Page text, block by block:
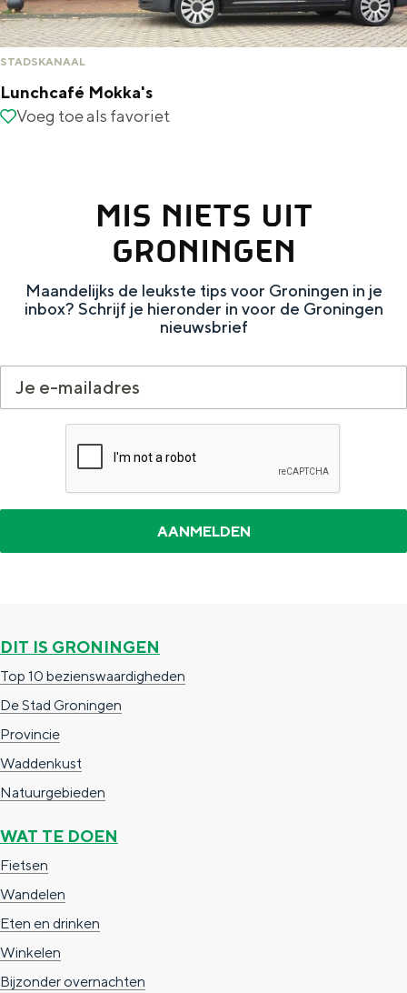
f
é
t
e
Lunchcafé Mokka's
L
o
s
STADSKANAAL
Voeg toe als favoriet
Voeg toe als favoriet
MIS NIETS UIT
GRONINGEN
Maandelijks de leukste tips voor Groningen in je
inbox? Schrijf je hieronder in voor de Groningen
nieuwsbrief
DIT IS GRONINGEN
Top 10 bezienswaardigheden
De Stad Groningen
Provincie
Waddenkust
Natuurgebieden
WAT TE DOEN
Fietsen
Wandelen
Eten en drinken
Winkelen
Bijzonder overnachten